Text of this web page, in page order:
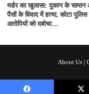
मर्डर का खुलासा: दुकान के सामान
पैसों के विवाद में हत्या, कोटा
आरोपियों को दबोचा…
About Us |